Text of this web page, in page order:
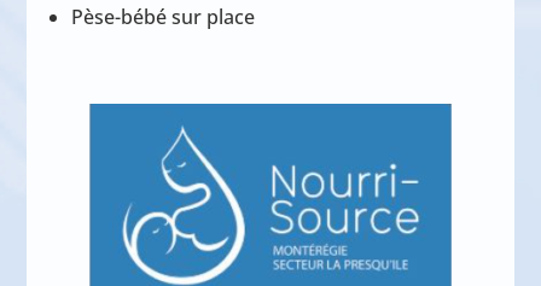
Pèse-bébé sur place